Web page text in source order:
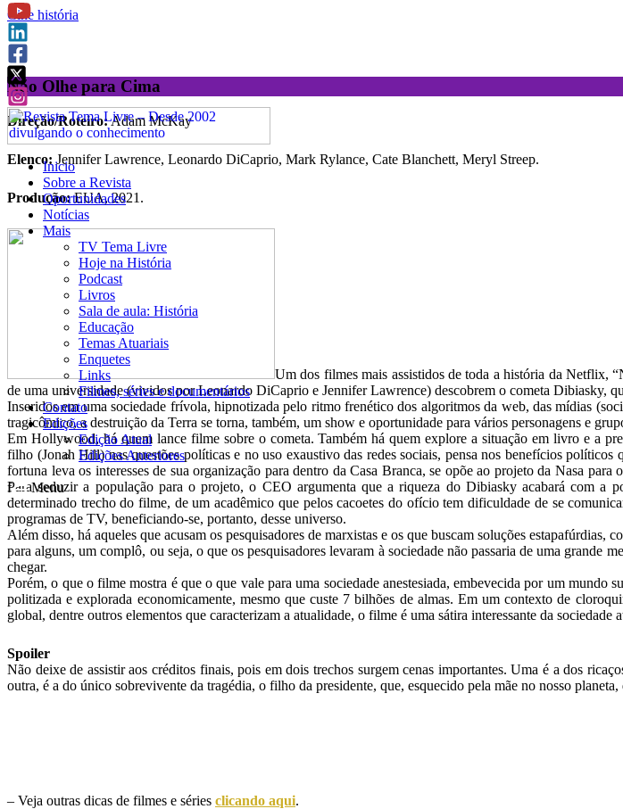
Inicio
Sobre a Revista
Oportunidades
Notícias
Mais
TV Tema Livre
Hoje na História
Podcast
Livros
Sala de aula: História
Educação
Temas Atuariais
Enquetes
Links
Filmes, séries e documentários
Contato
Edições
Edição Atual
Edições Anteriores
f Menu
Cine história
Não Olhe para Cima
Direção/Roteiro:Adam McKay
Elenco: Jennifer Lawrence, Leonardo DiCaprio, Mark Rylance, Cate Blanchett, Meryl Streep.
Produção:EUA, 2021.
Um dos filmes mais assistidos de toda a história da Netflix,
de uma universidade (vividos por Leonardo DiCaprio e Jennifer Lawrence) descobrem o cometa Dibiasky,
Inseridos em uma sociedade frívola, hipnotizada pelo ritmo frenético dos algoritmos da web, das mídias
tragicômico, a destruição da Terra se torna, também, um show e oportunidade para vários personagens e
Em Hollywood, há quem lance filme sobre o cometa. Também há quem explore a situação em livro e a
filho (Jonah Hill) nas questões políticas e no uso exaustivo das redes sociais, pensa nos benefícios
fortuna leva os interesses de sua organização para dentro da Casa Branca, se opõe ao projeto da Nasa
Para seduzir a população para o projeto, o CEO argumenta que a riqueza do Dibiasky acabará com
determinado trecho do filme, de um acadêmico que pelos cacoetes do ofício tem dificuldade de se
programas de TV, beneficiando-se, portanto, desse universo.
Além disso, há aqueles que acusam os pesquisadores de marxistas e os que buscam soluções
para alguns, um complô, ou seja, o que os pesquisadores levaram à sociedade não passaria de uma grande
chegar.
Porém, o que o filme mostra é que o que vale para uma sociedade anestesiada, embevecida por um
politizada e explorada economicamente, mesmo que custe 7 bilhões de almas. Em um contexto de
global, dentre outros elementos que caracterizam a atualidade, o filme é uma sátira interessante da sociedade
Spoiler
Não deixe de assistir aos créditos finais, pois em dois trechos surgem cenas importantes. Uma é a dos
outra, é a do único sobrevivente da tragédia, o filho da presidente, que, esquecido pela mãe no nosso
– Veja outras dicas de filmes e séries clicando aqui.